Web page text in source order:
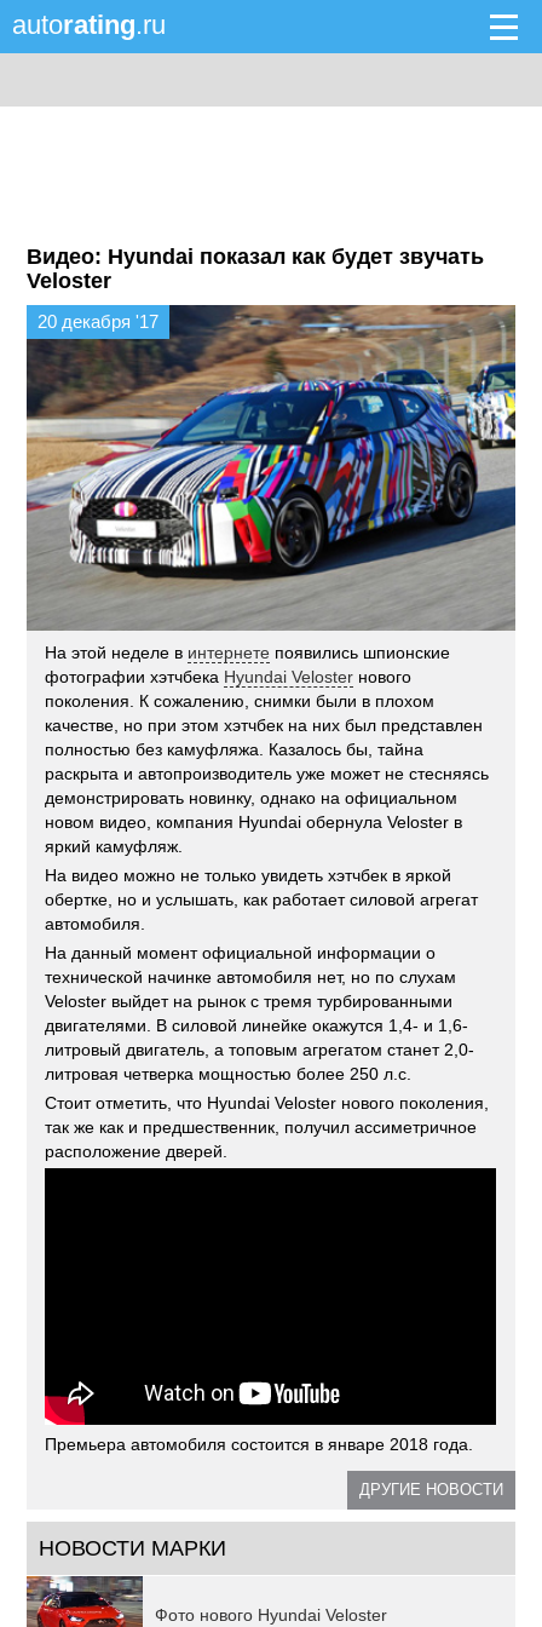
autorating.ru
Видео: Hyundai показал как будет звучать
Veloster
20 декабря '17
На этой неделе в интернете появились шпионские
фотографии хэтчбека Hyundai Veloster нового
поколения. К сожалению, снимки были в плохом
качестве, но при этом хэтчбек на них был представлен
полностью без камуфляжа. Казалось бы, тайна
раскрыта и автопроизводитель уже может не стесняясь
демонстрировать новинку, однако на официальном
новом видео, компания Hyundai обернула Veloster в
яркий камуфляж.
На видео можно не только увидеть хэтчбек в яркой
обертке, но и услышать, как работает силовой агрегат
автомобиля.
На данный момент официальной информации о
технической начинке автомобиля нет, но по слухам
Veloster выйдет на рынок с тремя турбированными
двигателями. В силовой линейке окажутся 1,4- и 1,6-
литровый двигатель, а топовым агрегатом станет 2,0-
литровая четверка мощностью более 250 л.с.
Стоит отметить, что Hyundai Veloster нового поколения,
так же как и предшественник, получил ассиметричное
расположение дверей.
Премьера автомобиля состоится в январе 2018 года.
ДРУГИЕ НОВОСТИ
НОВОСТИ МАРКИ
Фото нового Hyundai Veloster